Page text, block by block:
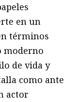
en un
términos
moderno
de vida y
como ante
actor